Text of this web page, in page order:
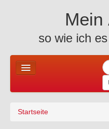
Mein
so wie ich
Sie sind hier
Startseite